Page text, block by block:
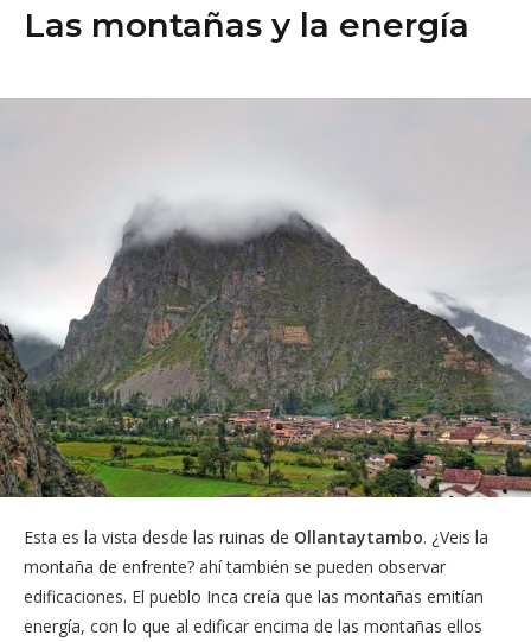
Las montañas y la energía
Esta es la vista desde las ruinas de Ollantaytambo. ¿Veis la
montaña de enfrente? ahí también se pueden observar
edificaciones. El pueblo Inca creía que las montañas emitían
energía, con lo que al edificar encima de las montañas ellos